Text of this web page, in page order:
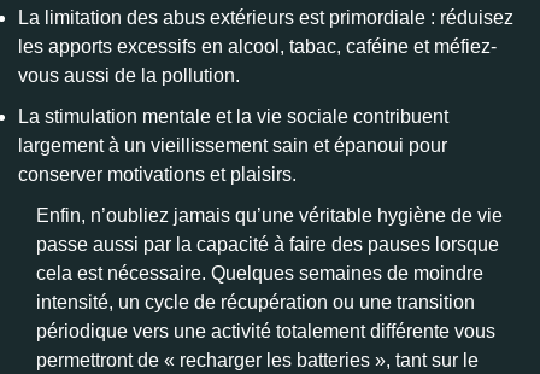
La limitation des abus extérieurs est primordiale : réduisez
les apports excessifs en alcool, tabac, caféine et méfiez-
vous aussi de la pollution.
La stimulation mentale et la vie sociale contribuent
largement à un vieillissement sain et épanoui pour
conserver motivations et plaisirs.
Enfin, n’oubliez jamais qu’une véritable hygiène de vie
passe aussi par la capacité à faire des pauses lorsque
cela est nécessaire. Quelques semaines de moindre
intensité, un cycle de récupération ou une transition
périodique vers une activité totalement différente vous
permettront de « recharger les batteries », tant sur le